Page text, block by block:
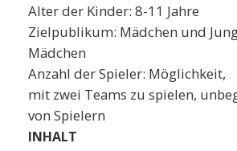
Alter der Kinder: 8-11 Jahre
Zielpublikum: Mädchen und
Mädchen
Anzahl der Spieler: Möglichkeit,
mit zwei Teams zu spielen,
von Spielern
INHALT